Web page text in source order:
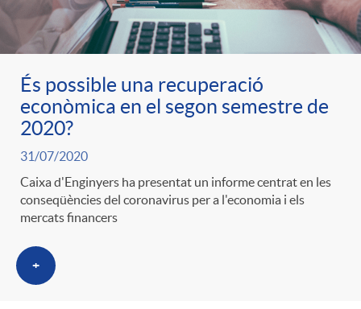
r
a
S
a
l
ó
p
e
r
c
a
t
e
n
i
d
o
l
c
a
d
o
És possible una recuperació
econòmica en el segon semestre de
2020?
31/07/2020
Caixa d'Enginyers ha presentat un informe centrat en les
conseqüències del coronavirus per a l'economia i els
mercats financers
+